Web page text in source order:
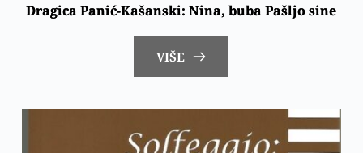
Dragica Panić-Kašanski: Nina, buba Pašljo sine
VIŠE